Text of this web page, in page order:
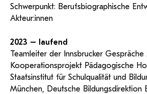
Schwerpunkt: Berufsbiographische
Akteur:innen
2023 – laufend
Teamleiter der Innsbrucker Gespräche
Kooperationsprojekt Pädagogische
Staatsinstitut für Schulqualität und
München, Deutsche Bildungsdirektion